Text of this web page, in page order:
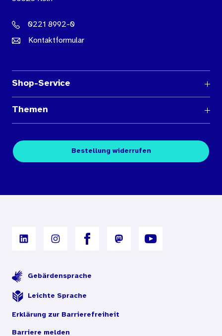
0221 8992-0
Kontaktformular
Shop-Service
Medienübersichten
Kontakt
Themen
Fachpublikationen
Digitales Archiv
Bestellung widerrufen
Gebärdensprache
Leichte Sprache
Erklärung zur Barrierefreiheit
Barriere melden